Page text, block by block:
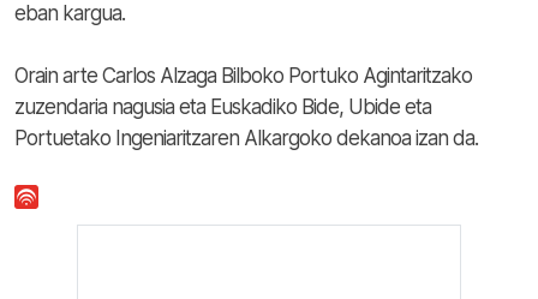
eban kargua.
Orain arte Carlos Alzaga Bilboko Portuko Agintaritzako
zuzendaria nagusia eta Euskadiko Bide, Ubide eta
Portuetako Ingeniaritzaren Alkargoko dekanoa izan da.